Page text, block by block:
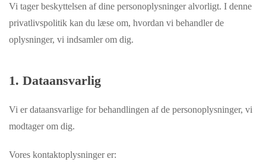
Vi tager beskyttelsen af dine personoplysninger alvorligt. I denne
privatlivspolitik kan du læse om, hvordan vi behandler de
oplysninger, vi indsamler om dig.
1. Dataansvarlig
Vi er dataansvarlige for behandlingen af de personoplysninger, vi
modtager om dig.
Vores kontaktoplysninger er: